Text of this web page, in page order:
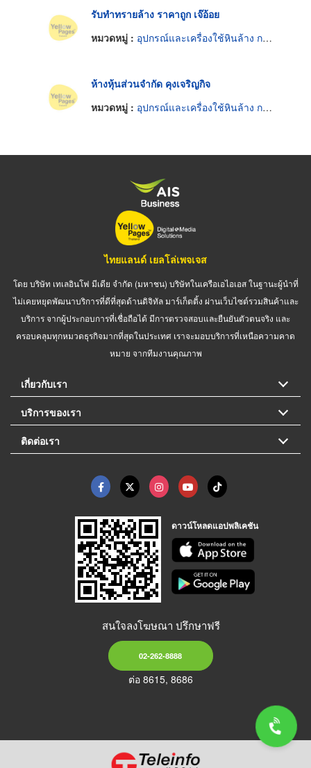
รับทำทรายล้าง ราคาถูก เจ๊อ้อย
หมวดหมู่ : อุปกรณ์และเครื่องใช้หินล้าง กรวดล้าง หินขัด
ห้างหุ้นส่วนจำกัด คุงเจริญกิจ
หมวดหมู่ : อุปกรณ์และเครื่องใช้หินล้าง กรวดล้าง หินขัด
ไทยแลนด์ เยลโล่เพจเจส
โดย บริษัท เทเลอินโฟ มีเดีย จำกัด (มหาชน) บริษัทในเครือเอไอเอส ในฐานะผู้นำที่
ไม่เคยหยุดพัฒนาบริการที่ดีที่สุดด้านดิจิทัล มาร์เก็ตติ้ง ผ่านเว็บไซต์รวมสินค้าและ
บริการ จากผู้ประกอบการที่เชื่อถือได้ มีการตรวจสอบและยืนยันตัวตนจริง และ
ครอบคลุมทุกหมวดธุรกิจมากที่สุดในประเทศ เราจะมอบบริการที่เหนือความคาด
หมาย จากทีมงานคุณภาพ
เกี่ยวกับเรา
บริการของเรา
ติดต่อเรา
ดาวน์โหลดแอปพลิเคชัน
สนใจลงโฆษณา ปรึกษาฟรี
02-262-8888
ต่อ 8615, 8686